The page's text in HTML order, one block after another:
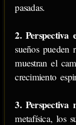
pasadas.
2. Perspectiva
sueños pueden
muestran el
crecimiento
3. Perspectiva
metafísica, los